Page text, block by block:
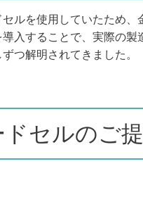
ルを使用していたため、
導入することで、実際の製
つ解明されてきました。
セルのご